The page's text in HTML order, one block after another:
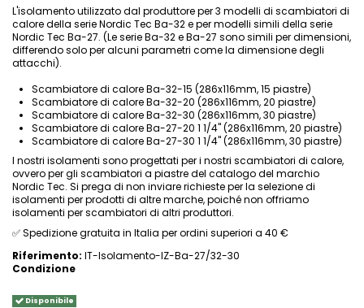
L'isolamento utilizzato dal produttore per 3 modelli di scambiatori di
calore della serie Nordic Tec Ba-32e per modelli simili della serie
Nordic Tec Ba-27. (Le serie Ba-32 e Ba-27 sono simili per dimensioni,
differendo solo per alcuni parametri come la dimensione degli
attacchi).
Scambiatore di calore Ba-32-15 (286x116mm, 15 piastre)
Scambiatore di calore Ba-32-20 (286x116mm, 20 piastre)
Scambiatore di calore Ba-32-30 (286x116mm, 30 piastre)
Scambiatore di calore Ba-27-20 1 1/4" (286x116mm, 20 piastre)
Scambiatore di calore Ba-27-30 1 1/4" (286x116mm, 30 piastre)
I nostri isolamenti sono progettati per i nostri scambiatori di calore,
ovvero per gli scambiatori a piastre del catalogo del marchio
Nordic Tec. Si prega di non inviare richieste per la selezione di
isolamenti per prodotti di altre marche, poiché non offriamo
isolamenti per scambiatori di altri produttori.
✅Spedizione gratuita in Italia per ordini superiori a 40 €
Riferimento: IT-Isolamento-IZ-Ba-27/32-30
Condizione
Disponibile